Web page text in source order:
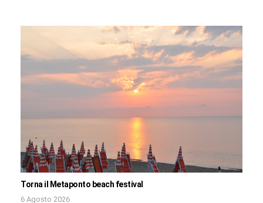
Torna il Metaponto beach festival
6 Agosto 2026